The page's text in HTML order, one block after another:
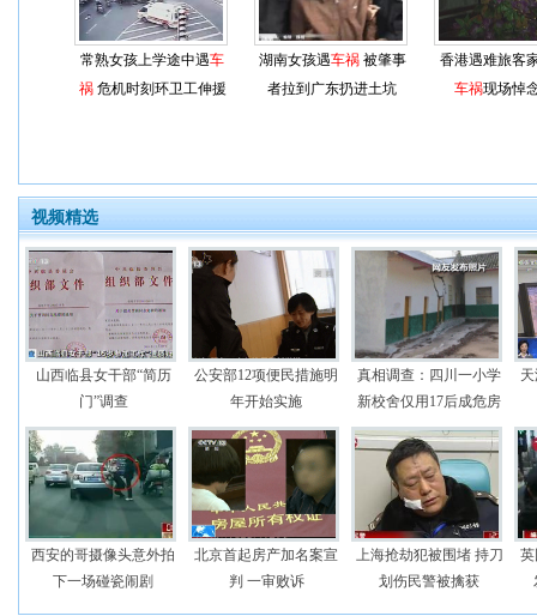
常熟女孩上学途中遇车
祸危机时刻环卫工伸援
湖南女孩遇车祸被肇事
者拉到广东扔进土坑
香港遇难旅客
车祸现场悼
视频精选
山西临县女干部“简历
门”调查
公安部12项便民措施明
年开始实施
真相调查：四川一小学
新校舍仅用17后成危房
西安的哥摄像头意外拍
下一场碰瓷闹剧
北京首起房产加名案宣
判 一审败诉
上海抢劫犯被围堵 持刀
划伤民警被擒获